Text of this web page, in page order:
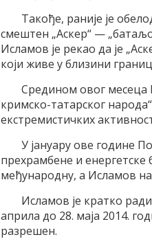
Такође, раније је
смештен „Аскер“ —
Исламов је рекао да је
који живе у близини
Средином овог месеца
кримско-татарског
екстремистичких
У јануару ове године
прехрамбене и
међународну, а Исламов
Исламов је кратко
априла до 28. маја 2014.
разрешен.